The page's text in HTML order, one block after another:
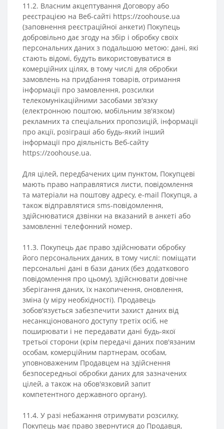
11.2. Власним акцептування Договору або
реєстрацією на Веб-сайті https://zoohouse.ua
(заповнення реєстраційної анкети) Покупець
добровільно дає згоду на збір і обробку своїх
персональних даних з подальшою метою: дані, які
стають відомі, будуть використовуватися в
комерційних цілях, в тому числі для обробки
замовлень на придбання товарів, отримання
інформації про замовлення, розсилки
телекомунікаційними засобами зв'язку
(електронною поштою, мобільним зв'язком)
рекламних та спеціальних пропозицій, інформації
про акції, розіграші або будь-який інший
інформації про діяльність Веб-сайту
https://zoohouse.ua.
Для цілей, передбачених цим пунктом, Покупцеві
мають право направлятися листи, повідомлення
та матеріали на поштову адресу, e-mail Покупця, а
також відправлятися sms-повідомлення,
здійснюватися дзвінки на вказаний в анкеті або
замовленні телефонний номер.
11.3. Покупець дає право здійснювати обробку
його персональних даних, в тому числі: поміщати
персональні дані в бази даних (без додаткового
повідомлення про цьому), здійснювати довічне
зберігання даних, їх накопичення, оновлення,
зміна (у міру необхідності). Продавець
зобов'язується забезпечити захист даних від
несанкціонованого доступу третіх осіб, не
поширювати і не передавати дані будь-якої
третьої сторони (крім передачі даних пов'язаним
особам, комерційним партнерам, особам,
уповноваженим Продавцем на здійснення
безпосередньої обробки даних для зазначених
цілей, а також на обов'язковий запит
компетентного державного органу).
11.4. У разі небажання отримувати розсилку,
Покупець має право звернутися до Продавця,